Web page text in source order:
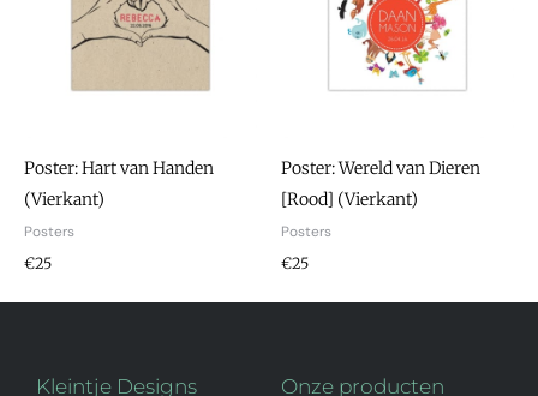
Poster: Hart van Handen
(Vierkant)
Posters
€25
Poster: Wereld van Dieren
[Rood] (Vierkant)
Posters
€25
Kleintje Designs Onze producten